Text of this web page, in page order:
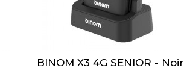
BINOM X3 4G SENIOR - Noir